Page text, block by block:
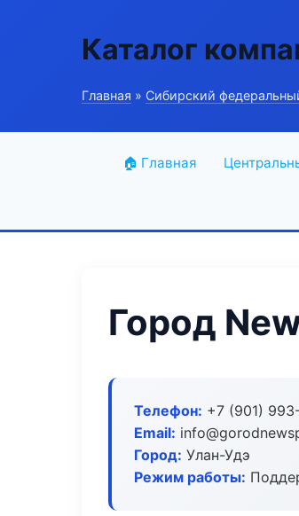
Каталог
Главная » Сибирский
🏠 Главная
Город
Телефон: +7 (901)
Email:
Город: Улан-Удэ
Режим работы: